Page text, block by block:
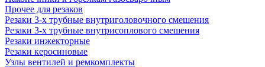
Прочее для резаков
Резаки 3-х трубные внутриголовочного смешения
Резаки 3-х трубные внутрисоплового смешения
Резаки инжекторные
Резаки керосиновые
Узлы вентилей и ремкомплекты